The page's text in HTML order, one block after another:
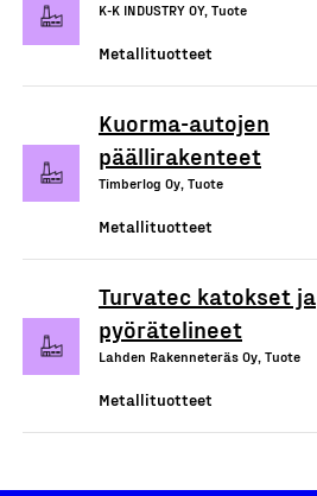
K-K INDUSTRY OY, Tuote
Metallituotteet
Kuorma-autojen
päällirakenteet
Timberlog Oy, Tuote
Metallituotteet
Turvatec katokset ja
pyörätelineet
Lahden Rakenneteräs Oy, Tuote
Metallituotteet